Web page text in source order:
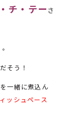
チ・テー さ
。
そう！
一緒に煮込ん
ッシュペース